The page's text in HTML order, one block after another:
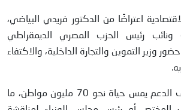
اعتراضًا من الدكتور فريدي البياضي،
رئيس الحزب المصري الديمقراطي
وزير التموين والتجارة الداخلية، والاكتفاء
وأكد البياضي أن ملف الدعم يمس حياة نحو 70 مليون مواطن، ما